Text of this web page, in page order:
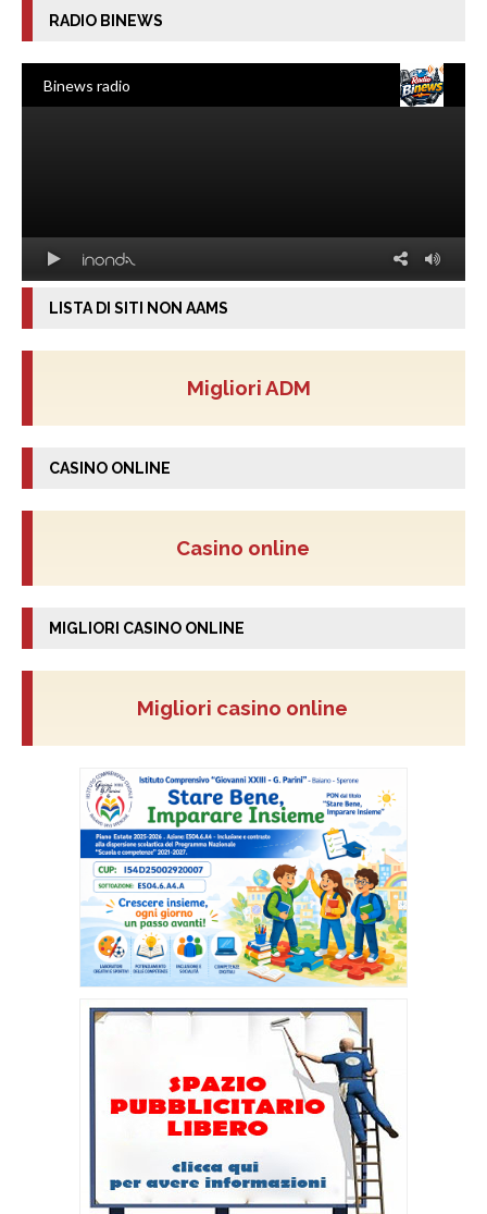
RADIO BINEWS
LISTA DI SITI NON AAMS
Migliori ADM
CASINO ONLINE
Casino online
MIGLIORI CASINO ONLINE
Migliori casino online